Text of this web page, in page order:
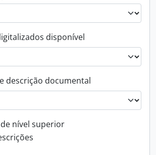
disponível
descrição documental
de nível superior
nível superior